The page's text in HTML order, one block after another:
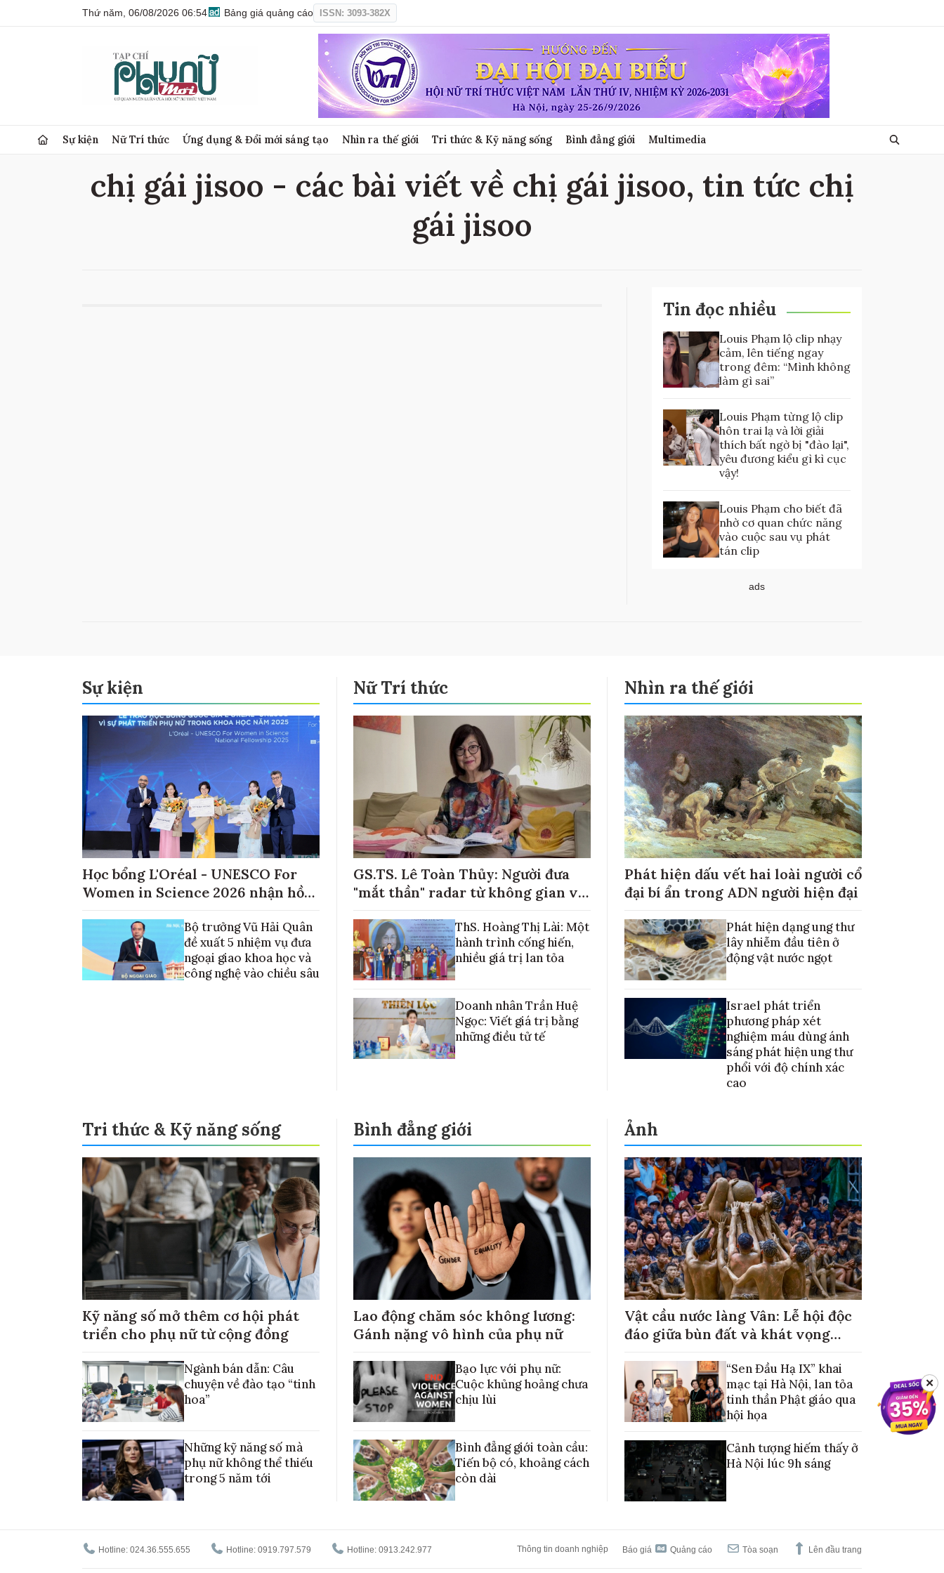
Thứ năm, 06/08/2026 06:54 Bảng giá quảng cáo ISSN: 3093-382X
Sự kiện Nữ Trí thức Ứng dụng & Đổi mới sáng tạo Nhìn ra thế giới Tri thức & Kỹ năng sống Bình đẳng giới Multimedia
chị gái jisoo - các bài viết về chị gái jisoo, tin tức chị
gái jisoo
Tin đọc nhiều
Louis Phạm lộ clip nhạy
cảm, lên tiếng ngay
trong đêm: “Mình không
làm gì sai”
Louis Phạm từng lộ clip
hôn trai lạ và lời giải
thích bất ngờ bị "đào lại",
yêu đương kiểu gì kì cục
vậy!
Louis Phạm cho biết đã
nhờ cơ quan chức năng
vào cuộc sau vụ phát
tán clip
ads
Sự kiện
Học bổng L'Oréal - UNESCO For
Women in Science 2026 nhận hồ
Bộ trưởng Vũ Hải Quân
đề xuất 5 nhiệm vụ đưa
ngoại giao khoa học và
công nghệ vào chiều sâu
Nữ Trí thức
GS.TS. Lê Toàn Thủy: Người đưa
"mắt thần" radar từ không gian về
ThS. Hoàng Thị Lài: Một
hành trình cống hiến,
nhiều giá trị lan tỏa
Doanh nhân Trần Huệ
Ngọc: Viết giá trị bằng
những điều tử tế
Nhìn ra thế giới
Phát hiện dấu vết hai loài người cổ
đại bí ẩn trong ADN người hiện đại
Phát hiện dạng ung thư
lây nhiễm đầu tiên ở
động vật nước ngọt
Israel phát triển
phương pháp xét
nghiệm máu dùng ánh
sáng phát hiện ung thư
phổi với độ chính xác
cao
Tri thức & Kỹ năng sống
Kỹ năng số mở thêm cơ hội phát
triển cho phụ nữ từ cộng đồng
Ngành bán dẫn: Câu
chuyện về đào tạo “tinh
hoa”
Những kỹ năng số mà
phụ nữ không thể thiếu
trong 5 năm tới
Bình đẳng giới
Lao động chăm sóc không lương:
Gánh nặng vô hình của phụ nữ
Bạo lực với phụ nữ:
Cuộc khủng hoảng chưa
chịu lùi
Bình đẳng giới toàn cầu:
Tiến bộ có, khoảng cách
còn dài
Ảnh
Vật cầu nước làng Vân: Lễ hội độc
đáo giữa bùn đất và khát vọng
“Sen Đầu Hạ IX” khai
mạc tại Hà Nội, lan tỏa
tinh thần Phật giáo qua
hội họa
Cảnh tượng hiếm thấy ở
Hà Nội lúc 9h sáng
Hotline: 024.36.555.655 Hotline: 0919.797.579 Hotline: 0913.242.977 Thông tin doanh nghiệp Báo giá Quảng cáo Tòa soạn Lên đầu trang
✕